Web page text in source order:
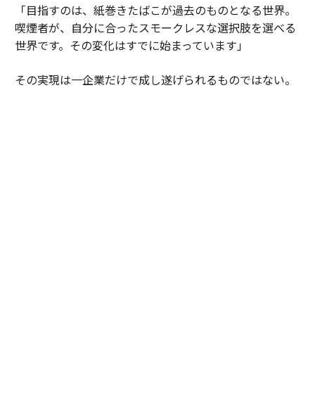
「目指すのは、紙巻きたばこが過去のものとなる世界。
喫煙者が、自分に合ったスモークレスな選択肢を選べる
世界です。その変化はすでに始まっています」
その実現は一企業だけで成し遂げられるものではない。